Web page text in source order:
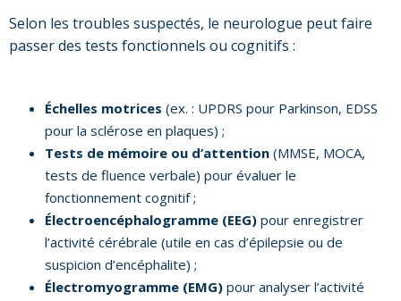
Selon les troubles suspectés, le neurologue peut faire
passer des tests fonctionnels ou cognitifs :
Échelles motrices (ex. : UPDRS pour Parkinson, EDSS
pour la sclérose en plaques) ;
Tests de mémoire ou d’attention (MMSE, MOCA,
tests de fluence verbale) pour évaluer le
fonctionnement cognitif ;
Électroencéphalogramme (EEG) pour enregistrer
l’activité cérébrale (utile en cas d’épilepsie ou de
suspicion d’encéphalite) ;
Électromyogramme (EMG) pour analyser l’activité